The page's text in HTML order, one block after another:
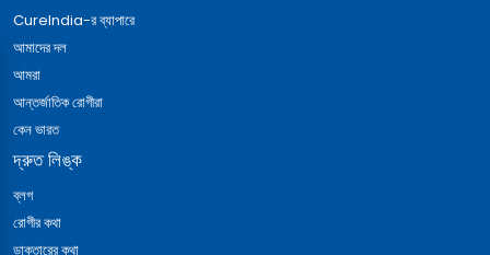
CureIndia-র ব্যাপারে
আমাদের দল
আমরা
আন্তর্জাতিক রোগীরা
কেন ভারত
দ্রুত লিঙ্ক
ব্লগ
রোগীর কথা
ডাক্তারের কথা